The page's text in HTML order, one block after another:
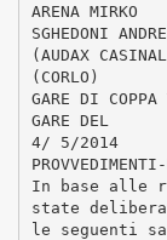
ARENA MIRKO
SGHEDONI
(AUDAX
(CORLO)
GARE DI COPPA
GARE DEL
4/ 5/2014
In base alle
state
le seguenti